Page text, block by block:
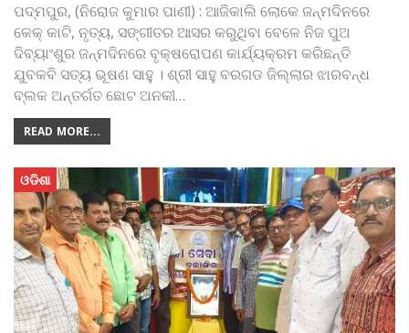
ପଦ୍ମପୁର, (ନିରୋଜ କୁମାର ପାଣୀ) : ଆଜିକାଲି ଲୋକେ ଜନ୍ମଦିନରେ
କେକ୍ କାଟି, ନୃତ୍ୟ, ସଙ୍ଗୀତର ଆସର କରୁଥିବା ବେଳେ ନିଜ ପୁଅ
ଦିବ୍ୟାଂଶୁର ଜନ୍ମଦିନରେ ବୃକ୍ଷରୋପଣ କାର୍ଯ୍ୟକ୍ରମ କରିଛନ୍ତି
ଯୁବକବି ସତ୍ୟ ଭୂଷଣ ସାହୁ । ଶ୍ରୀ ସାହୁ ବରଗଡ ଜିଲ୍ଲାର ଝାରବନ୍ଧ
ବ୍ଲକ ଅନ୍ତର୍ଗତ ଛୋଟ ଅନକୀ…
READ MORE...
ଓଡିଶା